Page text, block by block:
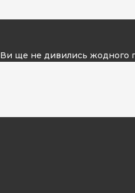
Ви ще не дивились жодного